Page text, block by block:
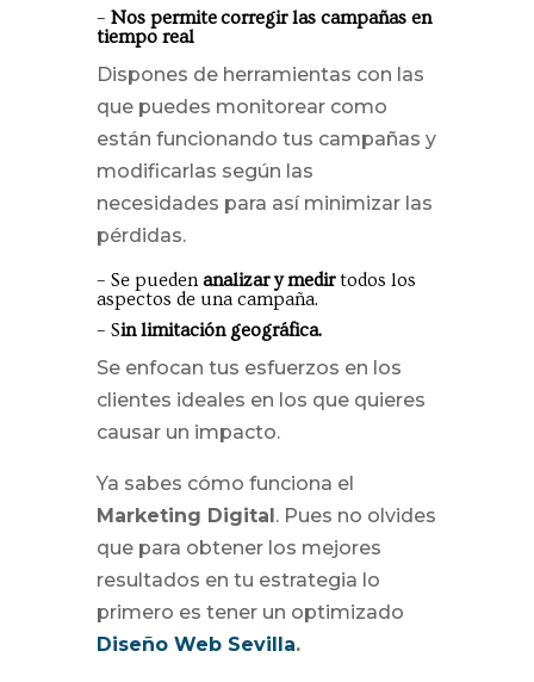
– Nos permite corregir las campañas en
tiempo real
Dispones de herramientas con las
que puedes monitorear como
están funcionando tus campañas y
modificarlas según las
necesidades para así minimizar las
pérdidas.
– Se puedenanalizar y medirtodos los
aspectos de una campaña.
– Sin limitación geográfica.
Se enfocan tus esfuerzos en los
clientes ideales en los que quieres
causar un impacto.
Ya sabes cómo funciona el
Marketing Digital. Pues no olvides
que para obtener los mejores
resultados en tu estrategia lo
primero es tener un optimizado
Diseño Web Sevilla.